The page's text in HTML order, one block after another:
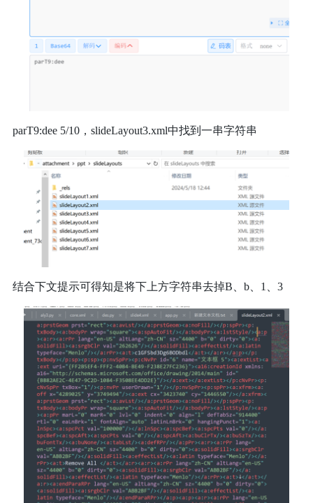
parT9:dee 5/10，slideLayout3.xml中找到一串字符串
结合下文提示可得知是将下上方字符串去掉B、b、1、3